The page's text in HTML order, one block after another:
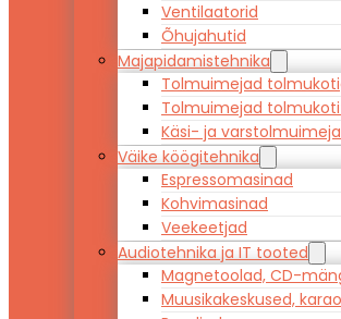
Ventilaatorid
Õhujahutid
Majapidamistehnika
Tolmuimejad
Tolmuimejad
Käsi- ja
Väike köögitehnika
Espressomasinad
Kohvimasinad
Veekeetjad
Audiotehnika ja IT tooted
Magnetoolad, CD-
Muusikakeskused,